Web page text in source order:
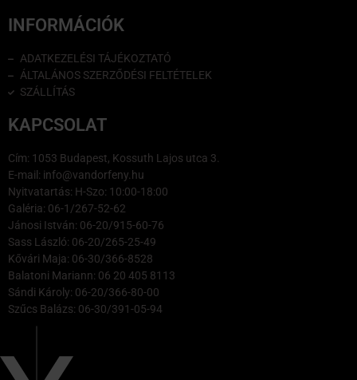
INFORMÁCIÓK
ADATKEZELÉSI TÁJÉKOZTATÓ
ÁLTALÁNOS SZERZŐDÉSI FELTÉTELEK
SZÁLLÍTÁS
KAPCSOLAT
Cím: 1053 Budapest, Kossuth Lajos utca 3.
E-mail: info@vandorfeny.hu
Nyitvatartás: H-Szo: 10:00-18:00
Galéria: 06-1/267-52-62
Jánosi István: 06-20/915-60-76
Sass László: 06-20/265-25-49
Kővári Maja: 06-30/366-8528
Balatoni Mariann: 06 20 405 8113
Sándi Károly: 06-20/366-80-00
Szűcs Balázs: 06-30/391-05-94